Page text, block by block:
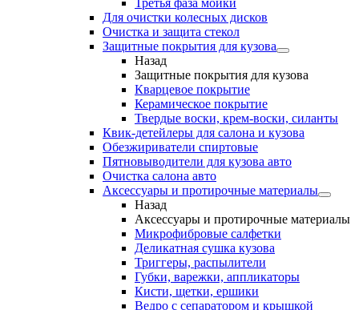
Третья фаза мойки
Для очистки колесных дисков
Очистка и защита стекол
Защитные покрытия для кузова
Назад
Защитные покрытия для кузова
Кварцевое покрытие
Керамическое покрытие
Твердые воски, крем-воски, силанты
Квик-детейлеры для салона и кузова
Обезжириватели спиртовые
Пятновыводители для кузова авто
Очистка салона авто
Аксессуары и протирочные материалы
Назад
Аксессуары и протирочные материалы
Микрофибровые салфетки
Деликатная сушка кузова
Триггеры, распылители
Губки, варежки, аппликаторы
Кисти, щетки, ершики
Ведро с сепаратором и крышкой